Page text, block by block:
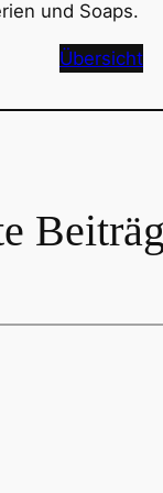
und Soaps.
Übersicht